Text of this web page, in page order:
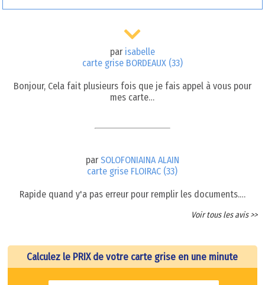
par isabelle
carte grise BORDEAUX (33)
Bonjour, Cela fait plusieurs fois que je fais appel à vous pour
mes carte…
par SOLOFONIAINA ALAIN
carte grise FLOIRAC (33)
Rapide quand y'a pas erreur pour remplir les documents.…
Voir tous les avis >>
Calculez le PRIX de votre carte grise en une minute